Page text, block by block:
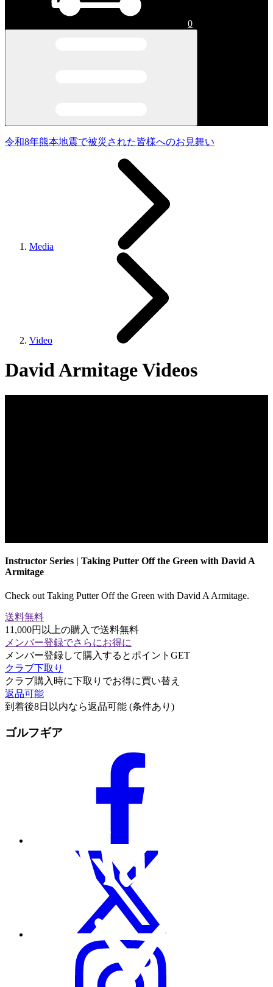
0
令和8年熊本地震で被災された皆様へのお見舞い
Media
Video
David Armitage Videos
Instructor Series | Taking Putter Off the Green with David A
Armitage
Check out Taking Putter Off the Green with David A Armitage.
送料無料
11,000円以上の購入で送料無料
メンバー登録でさらにお得に
メンバー登録して購入するとポイントGET
クラブ下取り
クラブ購入時に下取りでお得に買い替え
返品可能
到着後8日以内なら返品可能 (条件あり)
ゴルフギア